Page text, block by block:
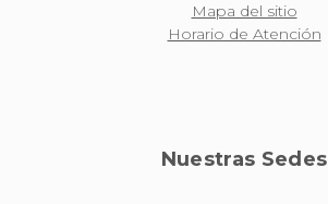
Mapa del sitio
Horario de Atención
Nuestras Sedes